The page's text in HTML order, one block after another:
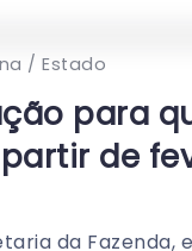
/ Estado
para
de
da Fazenda,